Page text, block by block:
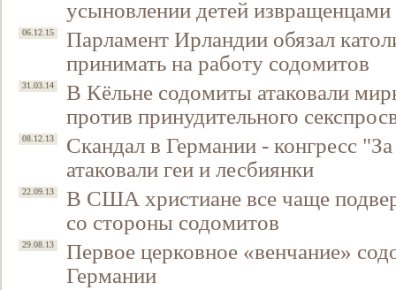
усыновлении детей извращенцами
06.12.15
Парламент Ирландии обязал
принимать на работу содомитов
31.03.14
В Кёльне содомиты атаковали
против принудительного
08.12.13
Скандал в Германии - конгресс
атаковали геи и лесбиянки
22.09.13
В США христиане все чаще
со стороны содомитов
29.08.13
Первое церковное «венчание»
Германии
Свидетельство